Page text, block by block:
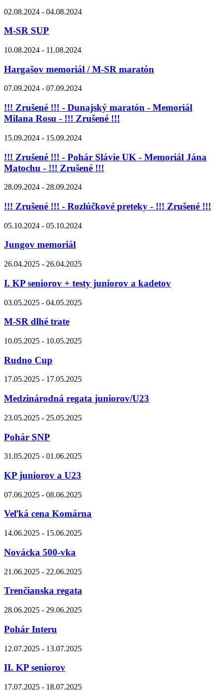
02.08.2024 - 04.08.2024
M-SR SUP
10.08.2024 - 11.08.2024
Hargašov memoriál / M-SR maratón
07.09.2024 - 07.09.2024
!!! Zrušené !!! - Dunajský maratón - Memoriál
Milana Rosu - !!! Zrušené !!!
15.09.2024 - 15.09.2024
!!! Zrušené !!! - Pohár Slávie UK - Memoriál Jána
Matochu - !!! Zrušené !!!
28.09.2024 - 28.09.2024
!!! Zrušené !!! - Rozlúčkové preteky - !!! Zrušené !!!
05.10.2024 - 05.10.2024
Jungov memoriál
26.04.2025 - 26.04.2025
I. KP seniorov + testy juniorov a kadetov
03.05.2025 - 04.05.2025
M-SR dlhé trate
10.05.2025 - 10.05.2025
Rudno Cup
17.05.2025 - 17.05.2025
Medzinárodná regata juniorov/U23
23.05.2025 - 25.05.2025
Pohár SNP
31.05.2025 - 01.06.2025
KP juniorov a U23
07.06.2025 - 08.06.2025
Veľká cena Komárna
14.06.2025 - 15.06.2025
Novácka 500-vka
21.06.2025 - 22.06.2025
Trenčianska regata
28.06.2025 - 29.06.2025
Pohár Interu
12.07.2025 - 13.07.2025
II. KP seniorov
17.07.2025 - 18.07.2025